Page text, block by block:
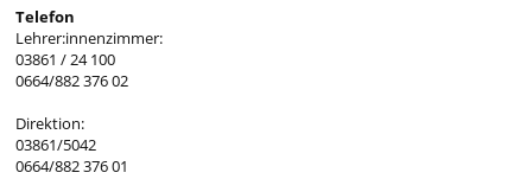
Telefon
Lehrer:innenzimmer:
03861 / 24 100
0664/882 376 02
Direktion:
03861/5042
0664/882 376 01